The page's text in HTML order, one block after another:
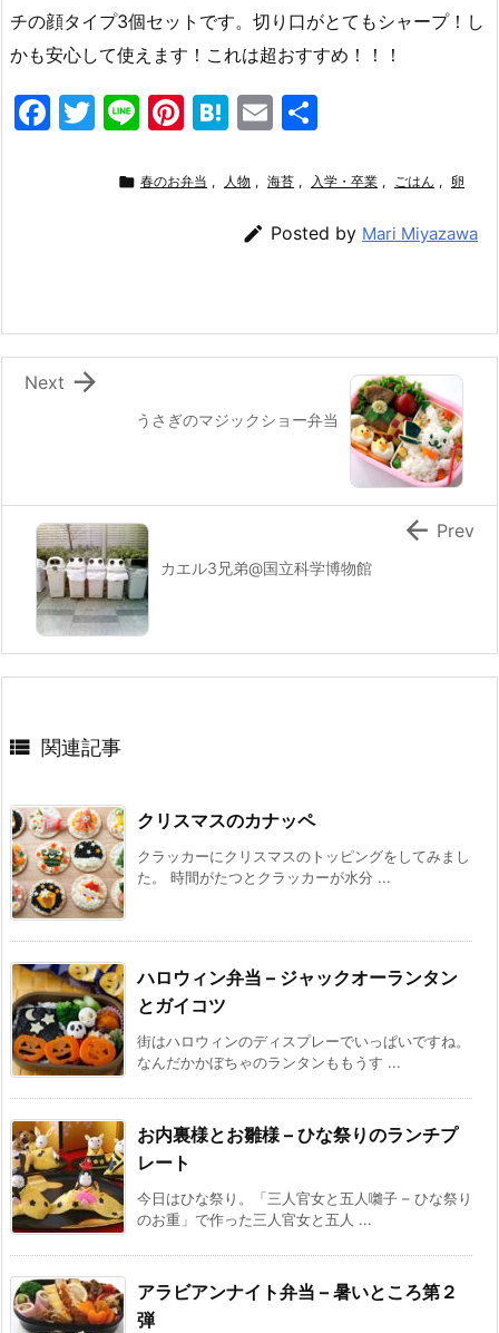
チの顔タイプ3個セットです。切り口がとてもシャープ！し
かも安心して使えます！これは超おすすめ！！！
F
o
k
T
itt
Li
e
Pi
er
H
e
a
E
ai
l
 春のお弁当 , 人物 , 海苔 , 入学・卒業 , ごはん , 卵
 Posted by Mari Miyazawa
うさぎのマジックショー弁当

Next
カエル3兄弟@国立科学博物館
 Prev
 関連記事
クリスマスのカナッペ
クラッカーにクリスマスのトッピングをしてみまし
た。 時間がたつとクラッカーが水分 ...
ハロウィン弁当 – ジャックオーランタン
とガイコツ
街はハロウィンのディスプレーでいっぱいですね。
なんだかかぼちゃのランタンももうす ...
お内裏様とお雛様 – ひな祭りのランチプ
レート
今日はひな祭り。「三人官女と五人囃子 – ひな祭り
のお重」で作った三人官女と五人 ...
アラビアンナイト弁当 – 暑いところ第２
弾